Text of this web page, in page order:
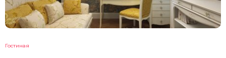
Гостиная